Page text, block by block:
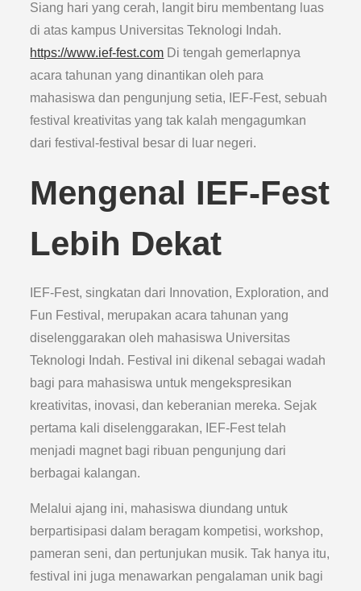
Siang hari yang cerah, langit biru membentang luas
di atas kampus Universitas Teknologi Indah.
https://www.ief-fest.com Di tengah gemerlapnya
acara tahunan yang dinantikan oleh para
mahasiswa dan pengunjung setia, IEF-Fest, sebuah
festival kreativitas yang tak kalah mengagumkan
dari festival-festival besar di luar negeri.
Mengenal IEF-Fest
Lebih Dekat
IEF-Fest, singkatan dari Innovation, Exploration, and
Fun Festival, merupakan acara tahunan yang
diselenggarakan oleh mahasiswa Universitas
Teknologi Indah. Festival ini dikenal sebagai wadah
bagi para mahasiswa untuk mengekspresikan
kreativitas, inovasi, dan keberanian mereka. Sejak
pertama kali diselenggarakan, IEF-Fest telah
menjadi magnet bagi ribuan pengunjung dari
berbagai kalangan.
Melalui ajang ini, mahasiswa diundang untuk
berpartisipasi dalam beragam kompetisi, workshop,
pameran seni, dan pertunjukan musik. Tak hanya itu,
festival ini juga menawarkan pengalaman unik bagi